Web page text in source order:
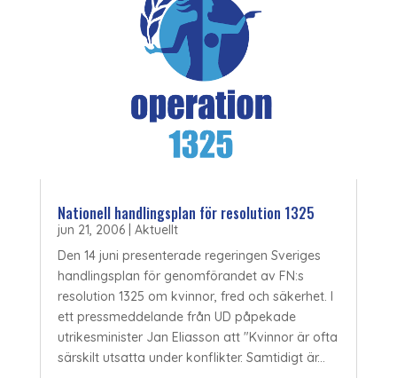
Nationell handlingsplan för resolution 1325
jun 21, 2006| Aktuellt
Den 14 juni presenterade regeringen Sveriges
handlingsplan för genomförandet av FN:s
resolution 1325 om kvinnor, fred och säkerhet. I
ett pressmeddelande från UD påpekade
utrikesminister Jan Eliasson att "Kvinnor är ofta
särskilt utsatta under konflikter. Samtidigt är...